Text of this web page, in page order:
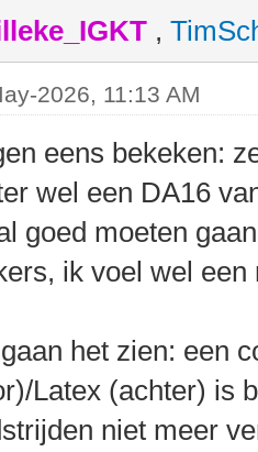
,
2026, 11:13 AM
eens bekeken:
wel een DA16
goed moeten
ik voel wel
het zien: een
Latex (achter) is
niet meer